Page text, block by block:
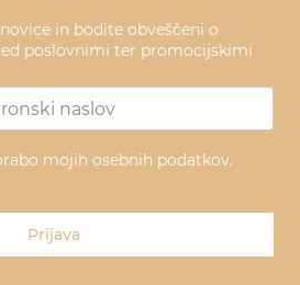
in bodite obveščeni o
poslovnimi ter promocijskimi
mojih osebnih podatkov.
Prijava